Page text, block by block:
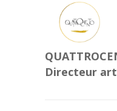
Directeur